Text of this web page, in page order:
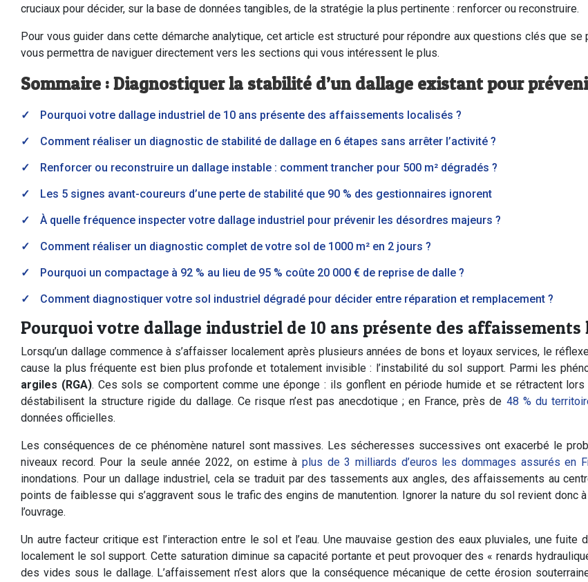
cruciaux pour décider, sur la base de données tangibles, de la stratégie la plus pertinente : renforcer ou reconstruire.
Pour vous guider dans cette démarche analytique, cet article est structuré pour répondre aux questions clés que
vous permettra de naviguer directement vers les sections qui vous intéressent le plus.
Sommaire : Diagnostiquer la stabilité d’un dallage existant pour
Pourquoi votre dallage industriel de 10 ans présente des affaissements localisés ?
Comment réaliser un diagnostic de stabilité de dallage en 6 étapes sans arrêter l’activité ?
Renforcer ou reconstruire un dallage instable : comment trancher pour 500 m² dégradés ?
Les 5 signes avant-coureurs d’une perte de stabilité que 90 % des gestionnaires ignorent
À quelle fréquence inspecter votre dallage industriel pour prévenir les désordres majeurs ?
Comment réaliser un diagnostic complet de votre sol de 1000 m² en 2 jours ?
Pourquoi un compactage à 92 % au lieu de 95 % coûte 20 000 € de reprise de dalle ?
Comment diagnostiquer votre sol industriel dégradé pour décider entre réparation et remplacement ?
Pourquoi votre dallage industriel de 10 ans présente des affaissements
Lorsqu’un dallage commence à s’affaisser localement après plusieurs années de bons et loyaux services, le
cause la plus fréquente est bien plus profonde et totalement invisible : l’instabilité du sol support. Parmi les
argiles (RGA). Ces sols se comportent comme une éponge : ils gonflent en période humide et se rétractent
déstabilisent la structure rigide du dallage. Ce risque n’est pas anecdotique ; en France, près de 48 % du
données officielles.
Les conséquences de ce phénomène naturel sont massives. Les sécheresses successives ont exacerbé le
niveaux record. Pour la seule année 2022, on estime à plus de 3 milliards d’euros les dommages assurés en
inondations. Pour un dallage industriel, cela se traduit par des tassements aux angles, des affaissements au
points de faiblesse qui s’aggravent sous le trafic des engins de manutention. Ignorer la nature du sol revient
l’ouvrage.
Un autre facteur critique est l’interaction entre le sol et l’eau. Une mauvaise gestion des eaux pluviales, une
localement le sol support. Cette saturation diminue sa capacité portante et peut provoquer des « renards
des vides sous le dallage. L’affaissement n’est alors que la conséquence mécanique de cette érosion